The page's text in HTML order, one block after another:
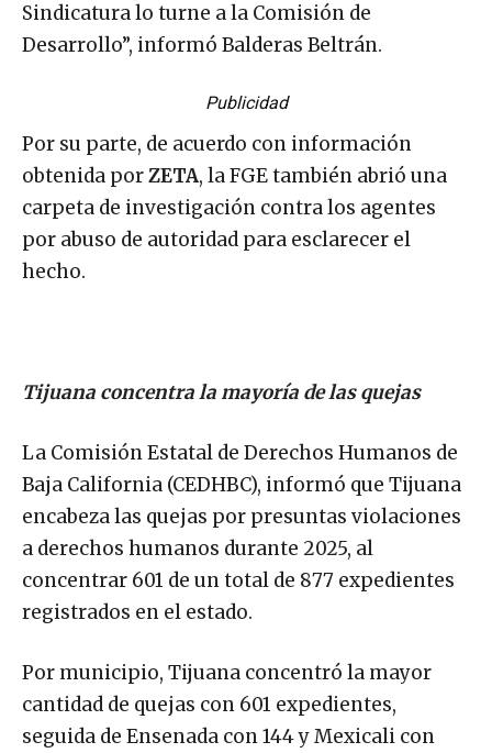
Sindicatura lo turne a la Comisión de
Desarrollo”, informó Balderas Beltrán.
Publicidad
Por su parte, de acuerdo con información
obtenida porZETA, la FGE también abrió una
carpeta de investigación contra los agentes
por abuso de autoridad para esclarecer el
hecho.
Tijuana concentra la mayoría de las quejas
La Comisión Estatal de Derechos Humanos de
Baja California (CEDHBC), informó que Tijuana
encabeza las quejas por presuntas violaciones
a derechos humanos durante 2025, al
concentrar 601 de un total de 877 expedientes
registrados en el estado.
Por municipio, Tijuana concentró la mayor
cantidad de quejas con 601 expedientes,
seguida de Ensenada con 144 y Mexicali con